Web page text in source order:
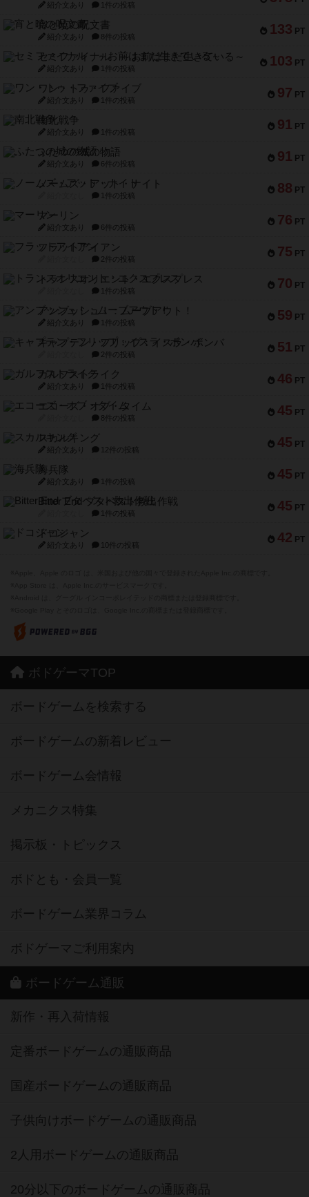
紹介文あり 1件の投稿
133 PT
宵と暁の呪文書
紹介文あり 8件の投稿
103 PT
セミファイナル ～お前はまだ生きている～
紹介文あり 1件の投稿
97 PT
ワン・トゥ・ファイブ
紹介文あり 1件の投稿
91 PT
南北戦争
紹介文あり 1件の投稿
91 PT
ふたつの城の物語
紹介文あり 6件の投稿
88 PT
ノームズ・アット・ナイト
1件の投稿
76 PT
マーリン
紹介文あり 6件の投稿
75 PT
フラットアイアン
2件の投稿
70 PT
トランスオリエント・エクスプレス
1件の投稿
59 PT
アンブッシュ！：ムーブアウト！
紹介文あり 1件の投稿
51 PT
キャプテン・フリップ：イスラ・ボンバ
2件の投稿
46 PT
ガルフストライク
紹介文あり 1件の投稿
45 PT
エコーズ・オブ・タイム
8件の投稿
45 PT
スカルキング
紹介文あり 12件の投稿
45 PT
海兵隊
紹介文あり 1件の投稿
45 PT
Bitter End ブタペスト救出作戦
1件の投稿
42 PT
ドコジャン
紹介文あり 10件の投稿
ボドゲーマTOP
ボードゲームを検索する
ボードゲームの新着レビュー
ボードゲーム会情報
メカニクス特集
掲示板・トピックス
ボドとも・会員一覧
ボードゲーム業界コラム
ボドゲーマご利用案内
ボードゲーム通販
新作・再入荷情報
定番ボードゲームの通販商品
国産ボードゲームの通販商品
子供向けボードゲームの通販商品
2人用ボードゲームの通販商品
20分以下のボードゲームの通販商品